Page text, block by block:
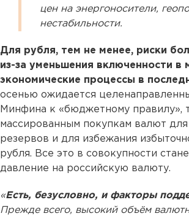
цен на энергоносители,
нестабильности.
Для рубля, тем не менее, риски
из-за уменьшения включенности в
экономические процессы в
осенью ожидается
Минфина к «бюджетному правилу»,
массированным покупкам валют для
резервов и для избежания
рубля. Все это в совокупности
давление на российскую валюту.
«Есть, безусловно, и факторы
Прежде всего, высокий объём